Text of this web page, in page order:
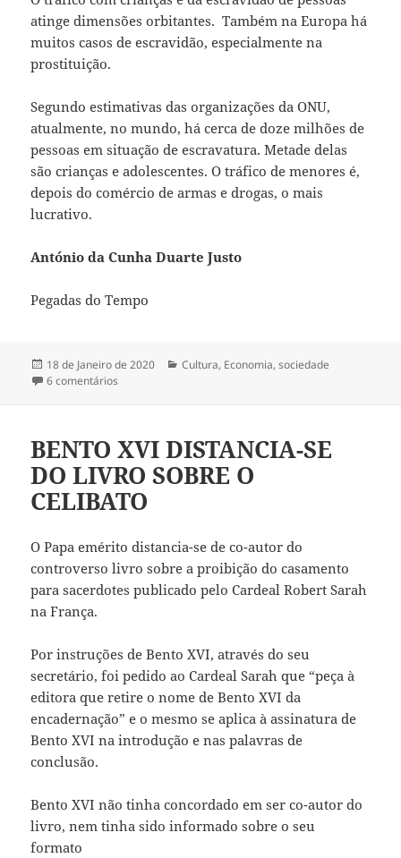
atinge dimensões orbitantes. Também na Europa há
muitos casos de escravidão, especialmente na
prostituição.
Segundo estimativas das organizações da ONU,
atualmente, no mundo, há cerca de doze milhões de
pessoas em situação de escravatura. Metade delas
são crianças e adolescentes. O tráfico de menores é,
depois do comércio de armas e drogas, o mais
lucrativo.
António da Cunha Duarte Justo
Pegadas do Tempo
Publicado
a
18 de Janeiro de 2020 Categorias
Cultura, Economia,sociedade
6 comentários
BENTO XVI DISTANCIA-SE
DO LIVRO SOBRE O
CELIBATO
O Papa emérito distancia-se de co-autor do
controverso livro sobre a proibição do casamento
para sacerdotes publicado pelo Cardeal Robert Sarah
na França.
Por instruções de Bento XVI, através do seu
secretário, foi pedido ao Cardeal Sarah que “peça à
editora que retire o nome de Bento XVI da
encadernação” e o mesmo se aplica à assinatura de
Bento XVI na introdução e nas palavras de
conclusão.
Bento XVI não tinha concordado em ser co-autor do
livro, nem tinha sido informado sobre o seu
formato